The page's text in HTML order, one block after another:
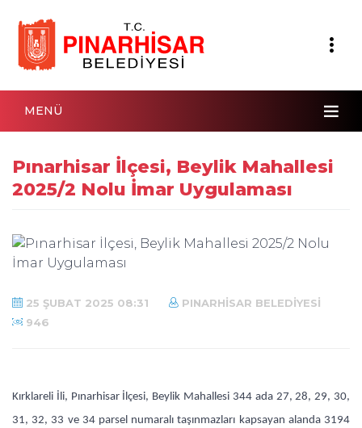
MENÜ
Pınarhisar İlçesi, Beylik Mahallesi
2025/2 Nolu İmar Uygulaması
25 ŞUBAT 2025 08:31
PINARHISAR BELEDIYESI
946
Kırklareli İli, Pınarhisar İlçesi, Beylik Mahallesi 344 ada 27, 28, 29, 30,
31, 32, 33 ve 34 parsel numaralı taşınmazları kapsayan alanda 3194